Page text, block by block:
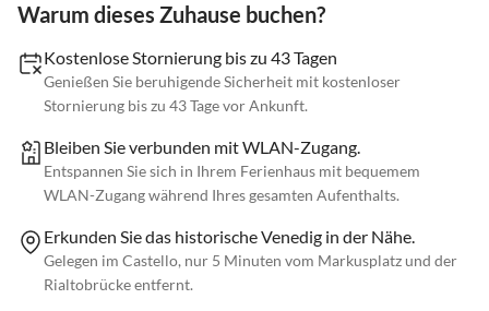
Warum dieses Zuhause buchen?
Kostenlose Stornierung bis zu 43 Tagen
Genießen Sie beruhigende Sicherheit mit kostenloser
Stornierung bis zu 43 Tage vor Ankunft.
Bleiben Sie verbunden mit WLAN-Zugang.
Entspannen Sie sich in Ihrem Ferienhaus mit bequemem
WLAN-Zugang während Ihres gesamten Aufenthalts.
Erkunden Sie das historische Venedig in der Nähe.
Gelegen im Castello, nur 5 Minuten vom Markusplatz und der
Rialtobrücke entfernt.